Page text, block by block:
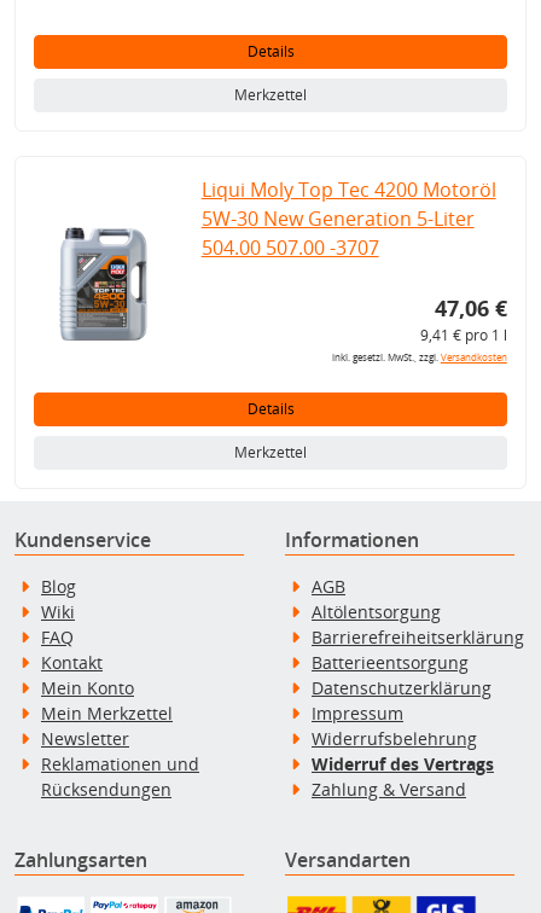
Details
Merkzettel
Liqui Moly Top Tec 4200 Motoröl
5W-30 New Generation 5-Liter
504.00 507.00 -3707
47,06 €
9,41 € pro 1 l
inkl. gesetzl. MwSt., zzgl.Versandkosten
Details
Merkzettel
Kundenservice
Blog
Wiki
FAQ
Kontakt
Mein Konto
Mein Merkzettel
Newsletter
Reklamationen und
Rücksendungen
Informationen
AGB
Altölentsorgung
Barrierefreiheitserklärung
Batterieentsorgung
Datenschutzerklärung
Impressum
Widerrufsbelehrung
Widerruf des Vertrags
Zahlung & Versand
Zahlungsarten Versandarten